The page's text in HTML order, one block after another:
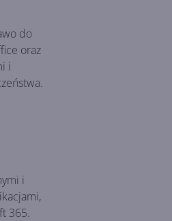
do
oraz
i
i
365.